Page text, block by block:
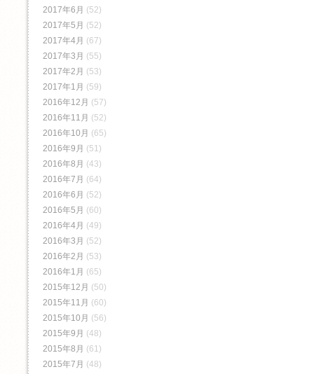
2017年6月 (52)
2017年5月 (52)
2017年4月 (67)
2017年3月 (55)
2017年2月 (53)
2017年1月 (59)
2016年12月 (57)
2016年11月 (52)
2016年10月 (65)
2016年9月 (51)
2016年8月 (43)
2016年7月 (64)
2016年6月 (52)
2016年5月 (60)
2016年4月 (49)
2016年3月 (52)
2016年2月 (53)
2016年1月 (65)
2015年12月 (50)
2015年11月 (60)
2015年10月 (56)
2015年9月 (48)
2015年8月 (61)
2015年7月 (48)